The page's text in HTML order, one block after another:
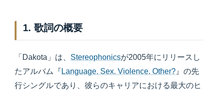
1. 歌詞の概要
「Dakota」は、 Stereophonicsが2005年にリリースし
たアルバム『 Language. Sex. Violence. Other? 』の先
行シングルであり、彼らのキャリアにおける最大のヒ